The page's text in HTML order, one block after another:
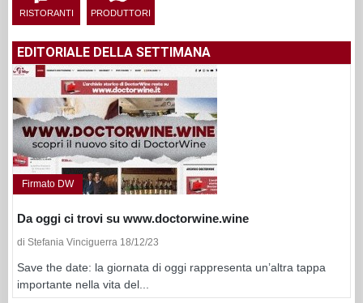
RISTORANTI PRODUTTORI
EDITORIALE DELLA SETTIMANA
Firmato DW
Da oggi ci trovi su www.doctorwine.wine
di Stefania Vinciguerra 18/12/23
Save the date: la giornata di oggi rappresenta un’altra tappa
importante nella vita del...